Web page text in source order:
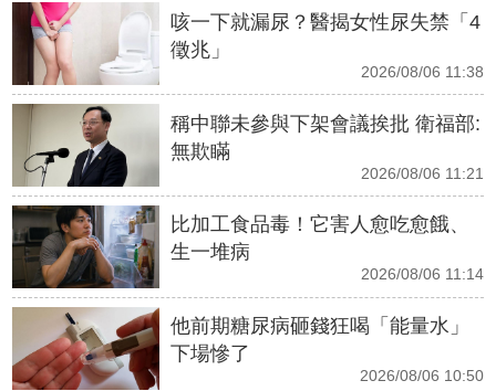
咳一下就漏尿？醫揭女性尿失禁「4
徵兆」
2026/08/06 11:38
稱中聯未參與下架會議挨批 衛福部:
無欺瞞
2026/08/06 11:21
比加工食品毒！它害人愈吃愈餓、
生一堆病
2026/08/06 11:14
他前期糖尿病砸錢狂喝「能量水」
下場慘了
2026/08/06 10:50